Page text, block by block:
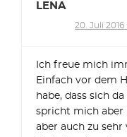
LENA
20. Juli 2016
Ich freue mich
Einfach vor dem
habe, dass sich
spricht mich aber
aber auch zu